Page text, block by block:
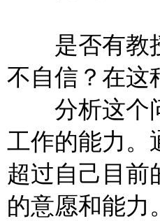
是否有教授
不自信？在这
分析这个问
工作的能力。
超过自己目前
的意愿和能力。